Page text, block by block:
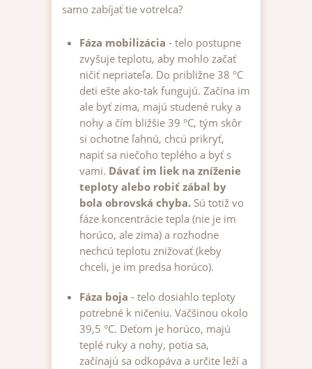
samo zabíjať tie votrelca?
Fáza mobilizácia - telo postupne
zvyšuje teplotu, aby mohlo začať
ničiť nepriateľa. Do približne 38 °C
deti ešte ako-tak fungujú. Začína im
ale byť zima, majú studené ruky a
nohy a čím bližšie 39 °C, tým skôr
si ochotne ľahnú, chcú prikryť,
napiť sa niečoho teplého a byť s
vami. Dávať im liek na zníženie
teploty alebo robiť zábal by
bola obrovská chyba. Sú totiž vo
fáze koncentrácie tepla (nie je im
horúco, ale zima) a rozhodne
nechcú teplotu znižovať (keby
chceli, je im predsa horúco).
Fáza boja - telo dosiahlo teploty
potrebné k ničeniu. Väčšinou okolo
39,5 °C. Deťom je horúco, majú
teplé ruky a nohy, potia sa,
začínajú sa odkopáva a určite leží a